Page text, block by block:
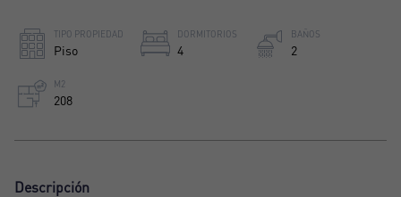
TIPO PROPIEDAD
Piso
DORMITORIOS
4
BAÑOS
2
M2
208
Descripción